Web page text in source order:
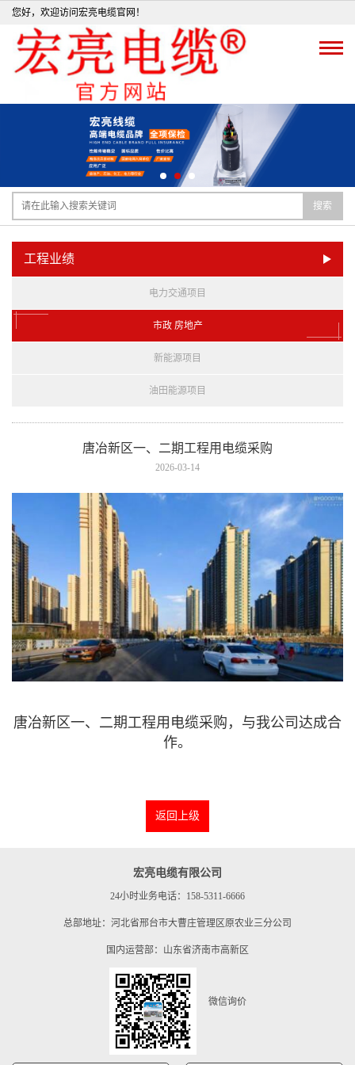
您好，欢迎访问宏亮电缆官网！
搜索
工程业绩
电力交通项目
市政 房地产
新能源项目
油田能源项目
唐冶新区一、二期工程用电缆采购
2026-03-14
唐冶新区一、二期工程用电缆采购，与我公司达成合
作。
返回上级
宏亮电缆有限公司
24小时业务电话：158-5311-6666
总部地址：河北省邢台市大曹庄管理区原农业三分公司
国内运营部：山东省济南市高新区
微信询价